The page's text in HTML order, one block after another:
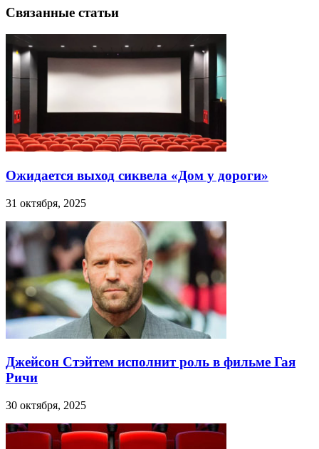
Связанные статьи
Ожидается выход сиквела «Дом у дороги»
31 октября, 2025
Джейсон Стэйтем исполнит роль в фильме Гая
Ричи
30 октября, 2025